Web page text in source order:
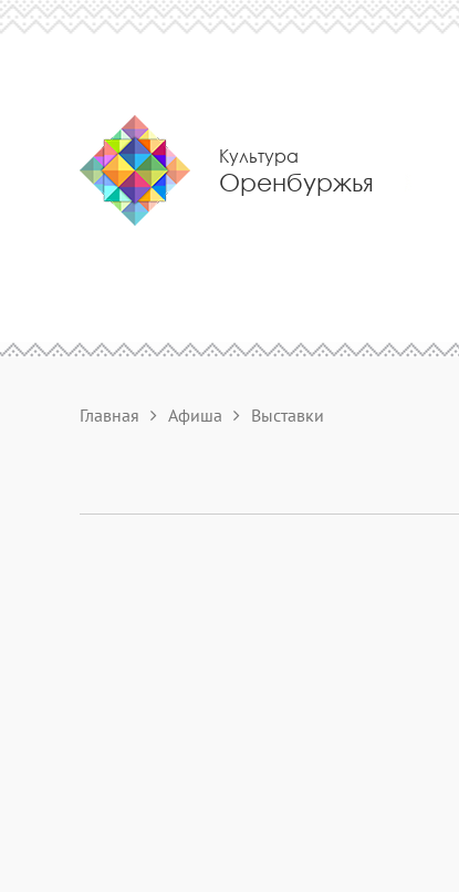
Культура
Оренбуржья
Главная Афиша Выставки